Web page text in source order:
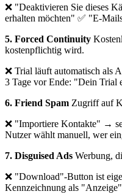
❌ "Deaktivieren Sie dieses
erhalten möchten" ✅ "E-
5. Forced Continuity
kostenpflichtig wird.
❌ Trial läuft automatisch als
3 Tage vor Ende: "Dein Trial
6. Friend Spam Zugriff auf
❌ "Importiere Kontakte" →
Nutzer wählt manuell, wer
7. Disguised Ads Werbung,
❌ "Download"-Button ist
Kennzeichnung als "Anzeige"